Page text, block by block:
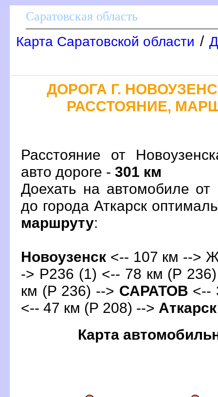
Саратовская область
Карта Саратовской области /
ДОРОГА Г.
РАССТОЯНИЕ,
Расстояние от
авто дороге - 301 км
Доехать на автомобиле от
до города Аткарск
маршруту:
Новоузенск <-- 107 км -->
-> Р236 (1) <-- 78 км (Р
км (Р 236) --> САРАТО <--
<-- 47 км (Р 208) --> Аткарск
Карта